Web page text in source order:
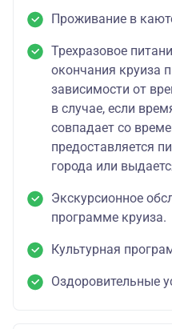
Проживание в
Трехразовое
окончания круиза
зависимости от
в случае, если
совпадает со
предоставляется
города или
Экскурсионное
программе круиза.
Культурная
Оздоровительные